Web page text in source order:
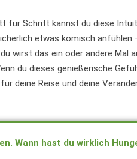
für Schritt kannst du diese
etwas komisch anfühlen
wirst das ein oder andere Mal
du dieses genießerische
deine Reise und deine
Wann hast du wirklich